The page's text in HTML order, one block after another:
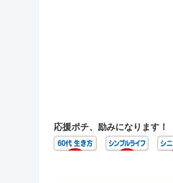
応援ポチ、励みになります！